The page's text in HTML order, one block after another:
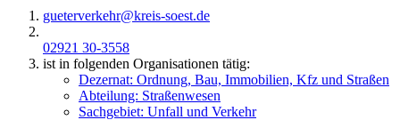
gueterverkehr@​kreis-soest.de
02921 30-3558
ist in folgenden Organisationen tätig:
Dezernat: Ordnung, Bau, Immobilien, Kfz und Straßen
Abteilung: Straßenwesen
Sachgebiet: Unfall und Verkehr